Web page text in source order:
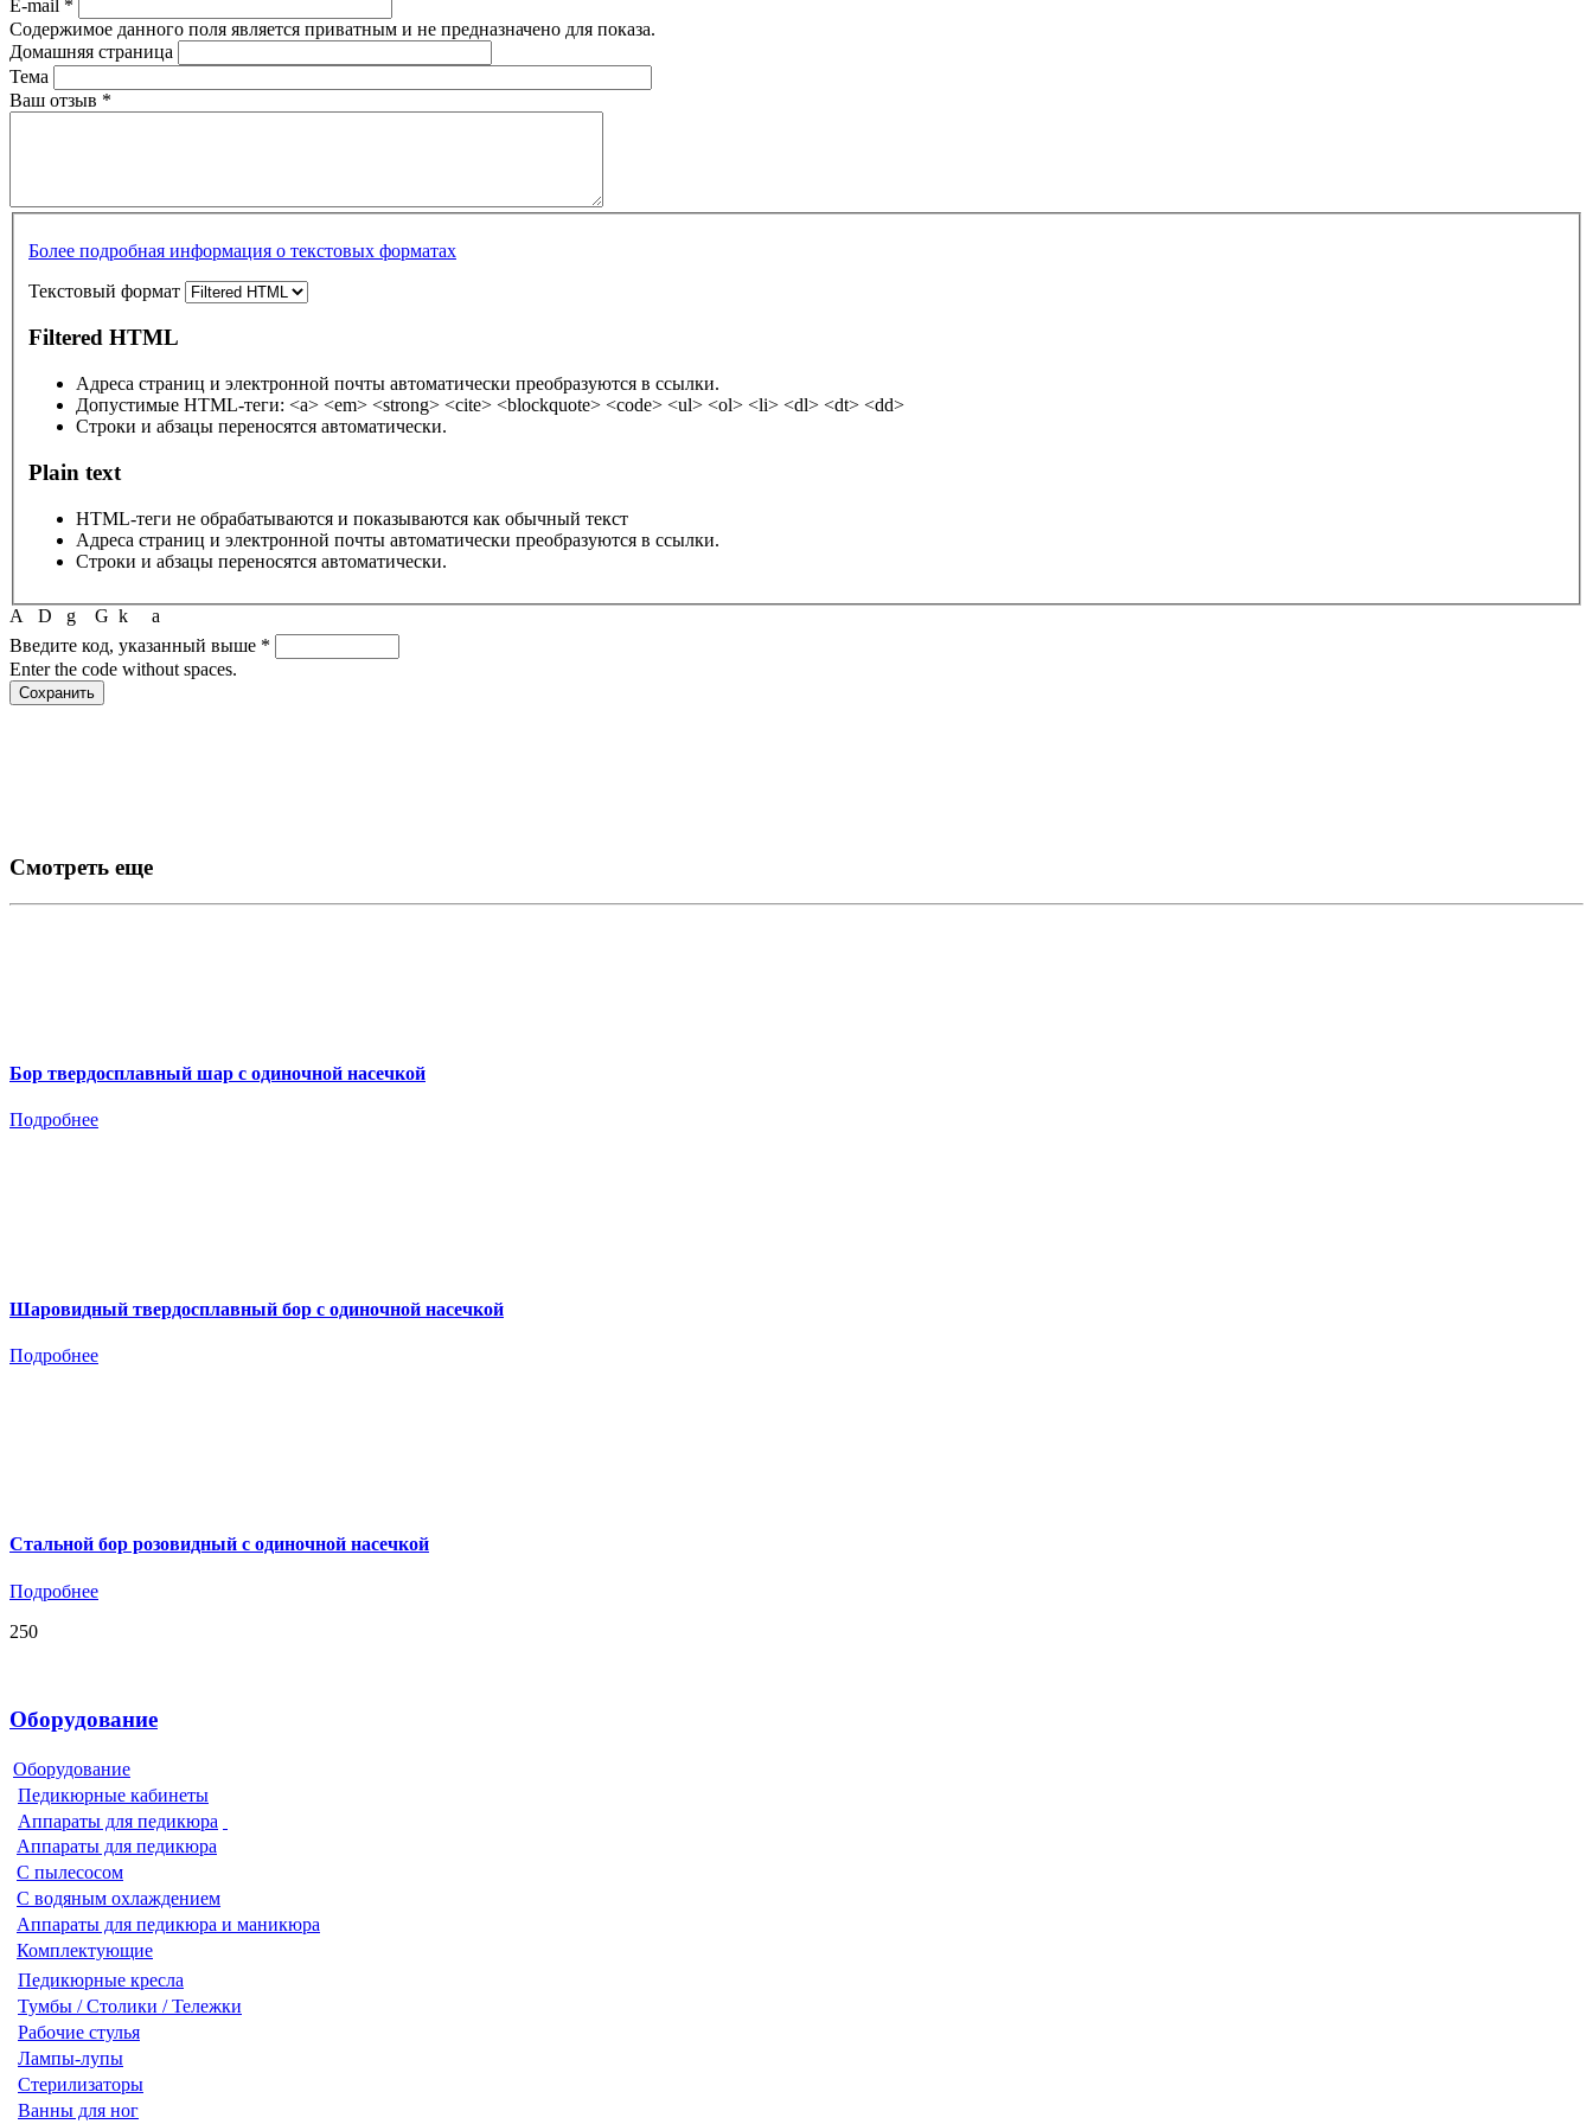
E-mail *
Содержимое данного поля является приватным и не предназначено для показа.
Домашняя страница
Тема
Ваш отзыв *
Более подробная информация о текстовых форматах
Текстовый формат
Filtered HTML
Адреса страниц и электронной почты автоматически преобразуются в ссылки.
Допустимые HTML-теги: <a> <em> <strong> <cite> <blockquote> <code> <ul> <ol> <li> <dl> <dt> <dd>
Строки и абзацы переносятся автоматически.
Plain text
HTML-теги не обрабатываются и показываются как обычный текст
Адреса страниц и электронной почты автоматически преобразуются в ссылки.
Строки и абзацы переносятся автоматически.
a
G k
g
D
A
Введите код, указанный выше *
Enter the code without spaces.
Смотреть еще
Бор твердосплавный шар с одиночной насечкой
Подробнее
Шаровидный твердосплавный бор с одиночной насечкой
Подробнее
Стальной бор розовидный с одиночной насечкой
Подробнее
250
Оборудование
Оборудование
Педикюрные кабинеты
Аппараты для педикюра
Аппараты для педикюра
С пылесосом
С водяным охлаждением
Аппараты для педикюра и маникюра
Комплектующие
Педикюрные кресла
Тумбы / Столики / Тележки
Рабочие стулья
Лампы-лупы
Стерилизаторы
Ванны для ног